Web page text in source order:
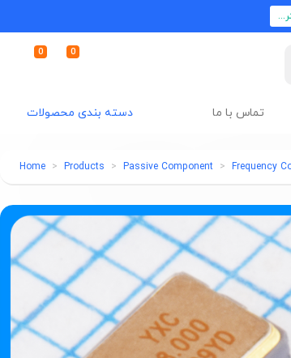
0 0
دسته بندی محصولات تماس با ما
Home Products Passive Component Frequency